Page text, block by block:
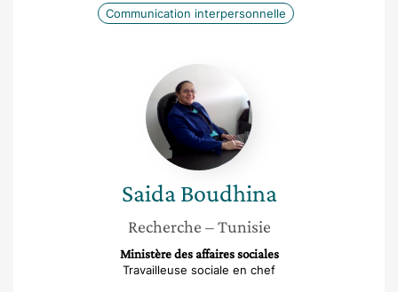
Communication interpersonnelle
Saida Boudhina
Recherche – Tunisie
Ministère des affaires sociales
Travailleuse sociale en chef